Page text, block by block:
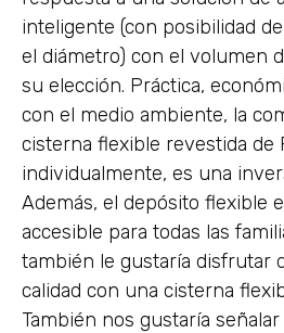
inteligente (con posibilidad
el diámetro) con el volumen
su elección. Práctica,
con el medio ambiente, la
cisterna flexible revestida de
individualmente, es una
Además, el depósito flexible
accesible para todas las
también le gustaría disfrutar
calidad con una cisterna
También nos gustaría